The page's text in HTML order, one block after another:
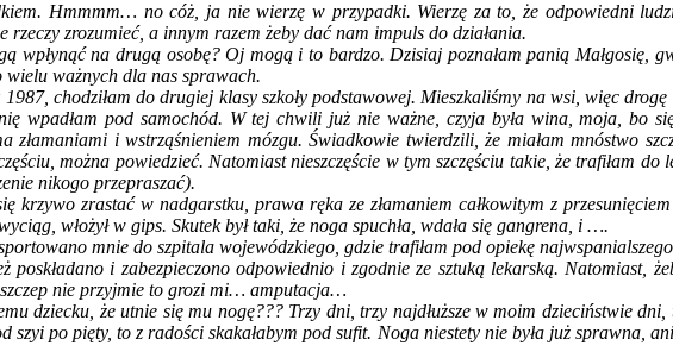
Hmmmm… no cóż, ja nie wierzę w przypadki. Wierzę za to, że odpowiedni
zrozumieć, a innym razem żeby dać nam impuls do działania.
wpłynąć na drugą osobę? Oj mogą i to bardzo. Dzisiaj poznałam panią Małgosię,
wielu ważnych dla nas sprawach.
chodziłam do drugiej klasy szkoły podstawowej. Mieszkaliśmy na wsi, więc
wpadłam pod samochód. W tej chwili już nie ważne, czyja była wina, moja, bo
złamaniami i wstrząśnieniem mózgu. Świadkowie twierdzili, że miałam mnóstwo
można powiedzieć. Natomiast nieszczęście w tym szczęściu takie, że trafiłam
nikogo przepraszać).
krzywo zrastać w nadgarstku, prawa ręka ze złamaniem całkowitym z
włożył w gips. Skutek był taki, że noga spuchła, wdała się gangrena, i ….
mnie do szpitala wojewódzkiego, gdzie trafiłam pod opiekę
poskładano i zabezpieczono odpowiednio i zgodnie ze sztuką lekarską.
nie przyjmie to grozi mi… amputacja…
dziecku, że utnie się mu nogę??? Trzy dni, trzy najdłuższe w moim dzieciństwie
szyi po pięty, to z radości skakałabym pod sufit. Noga niestety nie była już sprawna,